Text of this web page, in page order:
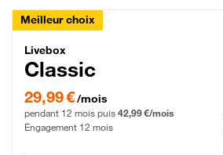
Meilleur choix
Livebox Classic Fibre
Livebox
Classic
29,99 € par mois pendant 12 mois puis 42,99
29,99 €/mois
pendant 12 mois puis 42,99 €/mois
Engagement 12 mois